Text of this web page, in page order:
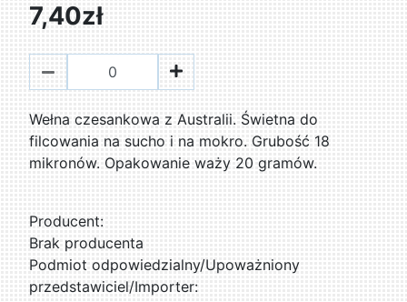
7,40zł
Wełna czesankowa z Australii. Świetna do
filcowania na sucho i na mokro. Grubość 18
mikronów. Opakowanie waży 20 gramów.
Producent:
Brak producenta
Podmiot odpowiedzialny/Upoważniony
przedstawiciel/Importer: